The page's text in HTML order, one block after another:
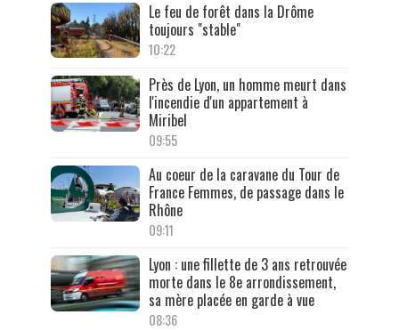
Le feu de forêt dans la Drôme
toujours "stable"
10:22
Près de Lyon, un homme meurt dans
l'incendie d'un appartement à
Miribel
09:55
Au coeur de la caravane du Tour de
France Femmes, de passage dans le
Rhône
09:11
Lyon : une fillette de 3 ans retrouvée
morte dans le 8e arrondissement,
sa mère placée en garde à vue
08:36